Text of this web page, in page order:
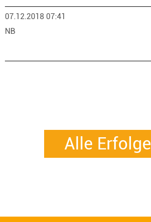
07.12.2018 07:41
NB
Alle Erfolge